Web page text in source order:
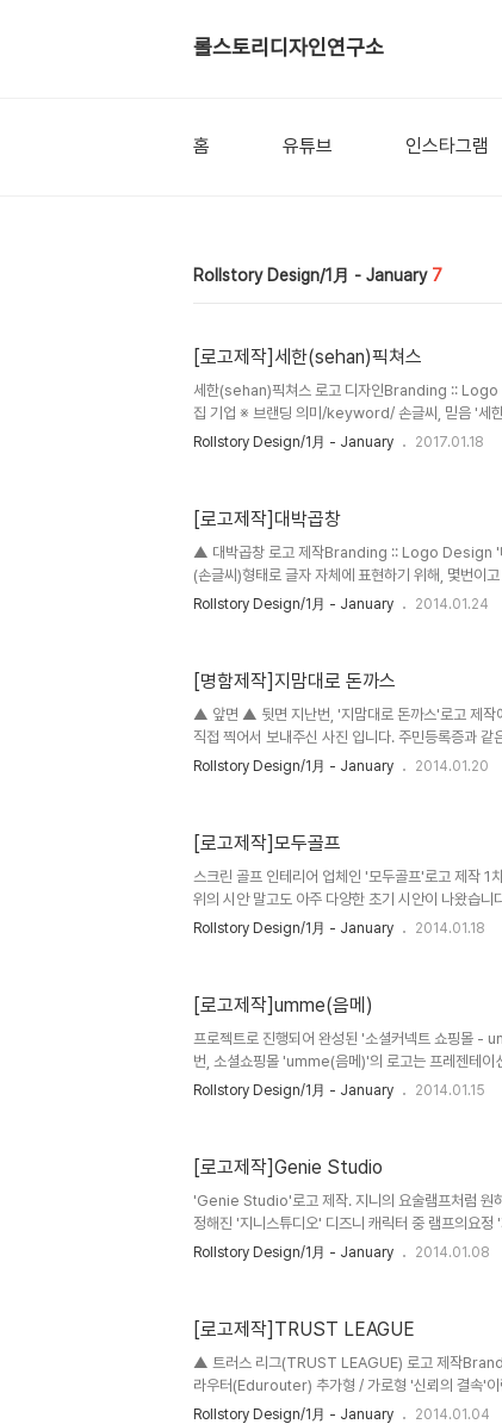
롤스토리디자인연구소
홈 유튜브 인스타그램
Rollstory Design/1月 - January 7
[로고제작]세한(sehan)픽쳐스
세한(sehan)픽쳐스 로고 디자인Branding :: Logo
집 기업 ※ 브랜딩 의미/keyword/ 손글씨, 믿음 '세
울리는 형태의 캘리그래피(손글씨), 그리고 영문체
Rollstory Design/1月 - January 2017.01.18
[로고제작]대박곱창
▲ 대박곱창 로고 제작Branding :: Logo Design '
(손글씨)형태로 글자 자체에 표현하기 위해, 몇번이
적으로 나온 캘러그래피 시안을 의뢰자께서 한번에
치) '대박곱창'의 간판(전경) 사진을 보내주셨을때, 가
하였습니다. 물론 그 이유때문에 의뢰자 께서 디자인
Rollstory Design/1月 - January 2014.01.24
[명함제작]지맘대로 돈까스
▲ 앞면 ▲ 뒷면 지난번, '지맘대로 돈까스'로고 제작
직접 찍어서 보내주신 사진 입니다. 주민등록증과 같
앞면에는 큰 로고를 중앙에 배치하고, 뒷면에는 정보
December] - [로고제작]지맘대로 돈까스
Rollstory Design/1月 - January 2014.01.20
[로고제작]모두골프
스크린 골프 인테리어 업체인 '모두골프'로고 제작
위의 시안 말고도 아주 다양한 초기 시안이 나왔습니
(손글씨)형태는 '골프'라는 단어 자체가 이미, 영어를
그레이스케일형에서 최종적으로 선택된, 로고타입
용(graphic)을 하며, 크게 골프와 가장 어울리는 색
Rollstory Design/1月 - January 2014.01.18
[로고제작]umme(음메)
프로젝트로 진행되어 완성된 '소셜커넥트 쇼핑몰 -
번, 소셜쇼핑몰 'umme(음메)'의 로고는 프레젠테이
을 거쳤습니다. 위의 설명과 같이 양의 울음 소리인 '
Rollstory Design/1月 - January 2014.01.15
[로고제작]Genie Studio
'Genie Studio'로고 제작. 지니의 요술램프처럼 원
정해진 '지니스튜디오' 디즈니 캐릭터 중 램프의요
게, 램프모양의 심볼을 제작하였으며, 정갈한 느낌의
Rollstory Design/1月 - January 2014.01.08
[로고제작]TRUST LEAGUE
▲ 트러스 리그(TRUST LEAGUE) 로고 제작
라우터(Edurouter) 추가형 / 가로형 '신뢰의 결속'이
의 'TRUST LEAGUE' 로고제작 입니다. TRUST의
Rollstory Design/1月 - January 2014.01.04